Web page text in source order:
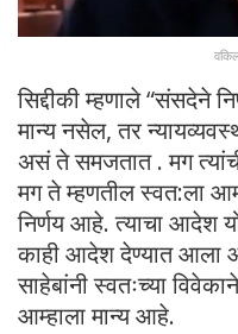
सिद्दीकी म्हणाले “संसदेने
मान्य नसेल, तर
असं ते समजतात . मग
मग ते म्हणतील स्वत:ला
निर्णय आहे. त्याचा आदेश
काही आदेश देण्यात आला
साहेबांनी स्वतःच्या
आम्हाला मान्य आहे.